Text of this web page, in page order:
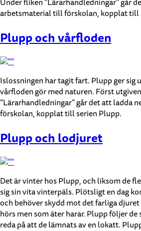
Under fliken ”Lärarhandledningar” går
arbetsmaterial till förskolan, kopplat till
Plupp och vårfloden
Islossningen har tagit fart. Plupp ger sig
vårfloden gör med naturen. Först
”Lärarhandledningar” går det att ladda
förskolan, kopplat till serien Plupp.
Plupp och lodjuret
Det är vinter hos Plupp, och liksom de
sig sin vita vinterpäls. Plötsligt en dag
och behöver skydd mot det farliga
hörs men som äter harar. Plupp följer de
reda på att de lämnats av en lokatt.